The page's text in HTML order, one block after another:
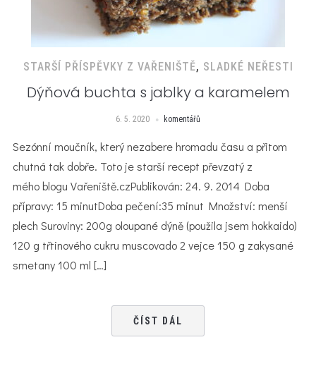
STARŠÍ PŘÍSPĚVKY Z VAŘENIŠTĚ, SLADKÉ NEŘESTI
Dýňová buchta s jablky a karamelem
6. 5. 2020 komentářů
Sezónní moučník, který nezabere hromadu času a přitom
chutná tak dobře. Toto je starší recept převzatý z
mého blogu Vařeniště.czPublikován: 24. 9. 2014 Doba
přípravy: 15 minutDoba pečení:35 minut Množství: menší
plech Suroviny: 200g oloupané dýně (použila jsem hokkaido)
120 g třtinového cukru muscovado 2 vejce 150 g zakysané
smetany 100 ml […]
ČÍST DÁL